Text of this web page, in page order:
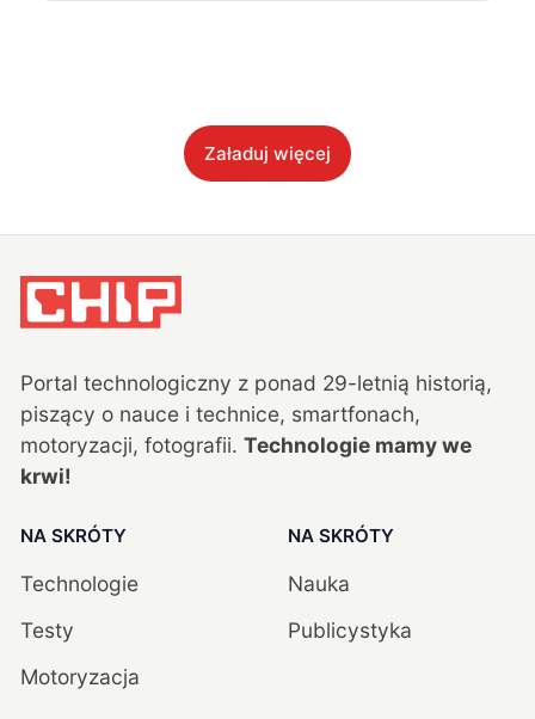
Załaduj więcej
Portal technologiczny z ponad 29-letnią historią,
piszący o nauce i technice, smartfonach,
motoryzacji, fotografii. Technologie mamy we
krwi!
NA SKRÓTY
Technologie
Testy
Motoryzacja
NA SKRÓTY
Nauka
Publicystyka